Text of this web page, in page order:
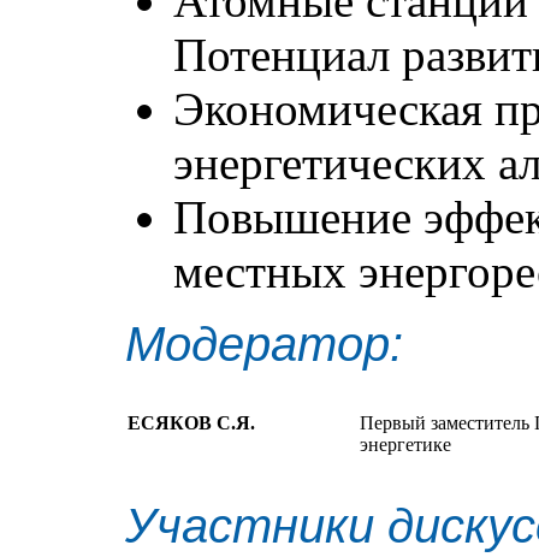
Потенциал
Экономическая
энергетических
Повышение
местных
Модератор:
ЕСЯКОВ С.Я.
Первый заместитель
энергетике
Участники